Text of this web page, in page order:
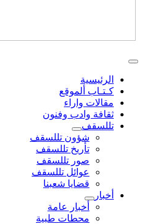
الرئيسية
كـتـاب ألموقع
مقالات واراء
ثقافة وادب وفنون
تللسقف
شؤون تللسقف
تأريخ تللسقف
صور تللسقف
عوائل تللسقف
قضايا شعبنا
أخبار
أخبار عامة
محطات طبية